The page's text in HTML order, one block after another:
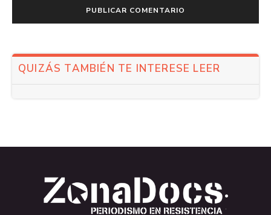
QUIZÁS TAMBIÉN TE INTERESE LEER
.
.